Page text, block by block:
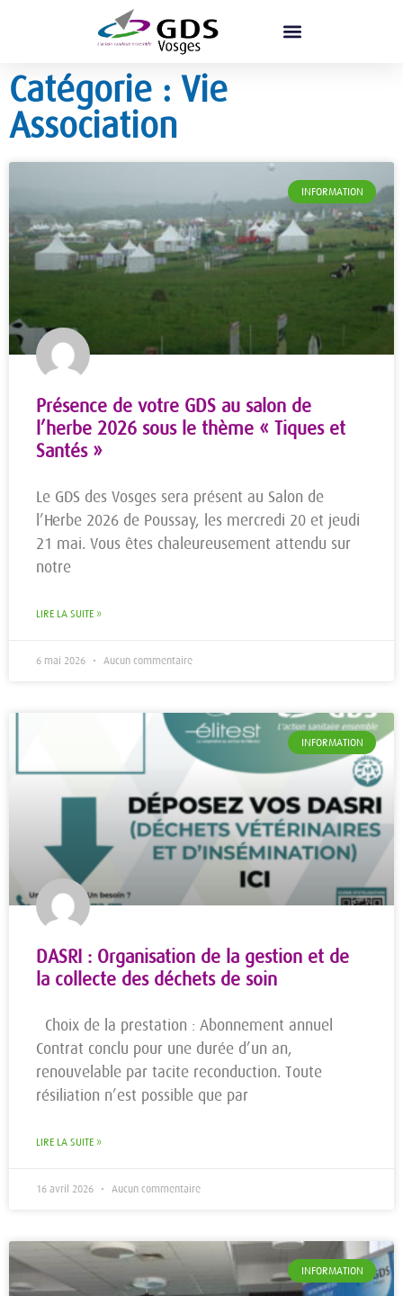
Catégorie : Vie
Association
INFORMATION
Présence de votre GDS au salon de
l’herbe 2026 sous le thème « Tiques et
Santés »
Le GDS des Vosges sera présent au Salon de
l’Herbe 2026 de Poussay, les mercredi 20 et jeudi
21 mai. Vous êtes chaleureusement attendu sur
notre
LIRE LA SUITE »
6 mai 2026 Aucun commentaire
INFORMATION
DASRI : Organisation de la gestion et de
la collecte des déchets de soin
Choix de la prestation : Abonnement annuel
Contrat conclu pour une durée d’un an,
renouvelable par tacite reconduction. Toute
résiliation n’est possible que par
LIRE LA SUITE »
16 avril 2026 Aucun commentaire
INFORMATION